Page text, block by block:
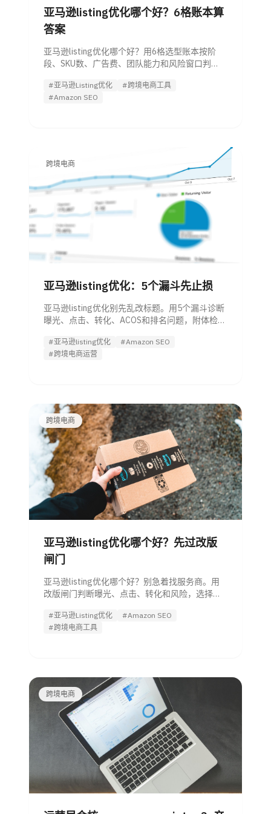
亚马逊listing优化哪个好？6格账本算
答案
亚马逊listing优化哪个好？用6格选型账本按阶
段、SKU数、广告费、团队能力和风险窗口判
#亚马逊Listing优化
#跨境电商工具
#Amazon SEO
跨境电商
亚马逊listing优化：5个漏斗先止损
亚马逊listing优化别先乱改标题。用5个漏斗诊断
曝光、点击、转化、ACOS和排名问题，附体检
#亚马逊listing优化
#Amazon SEO
#跨境电商运营
跨境电商
亚马逊listing优化哪个好？先过改版
闸门
亚马逊listing优化哪个好？别急着找服务商。用
改版闸门判断曝光、点击、转化和风险，选择自
#亚马逊Listing优化
#Amazon SEO
#跨境电商工具
跨境电商